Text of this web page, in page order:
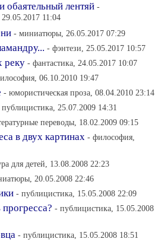
обаятельный лентяй -
11:04
- миниатюры, 26.05.2017 07:29
- фэнтези, 25.05.2017 10:57
реку - фантастика, 24.05.2017 10:07
06.10.2010 19:47
- юмористическая проза, 08.04.2010 23:14
25.07.2009 14:31
переводы, 18.02.2009 09:15
в двух картинах - философия,
для детей, 13.08.2008 22:23
20.05.2008 22:46
- публицистика, 15.05.2008 22:09
прогресса? - публицистика, 15.05.2008
- публицистика, 15.05.2008 18:51